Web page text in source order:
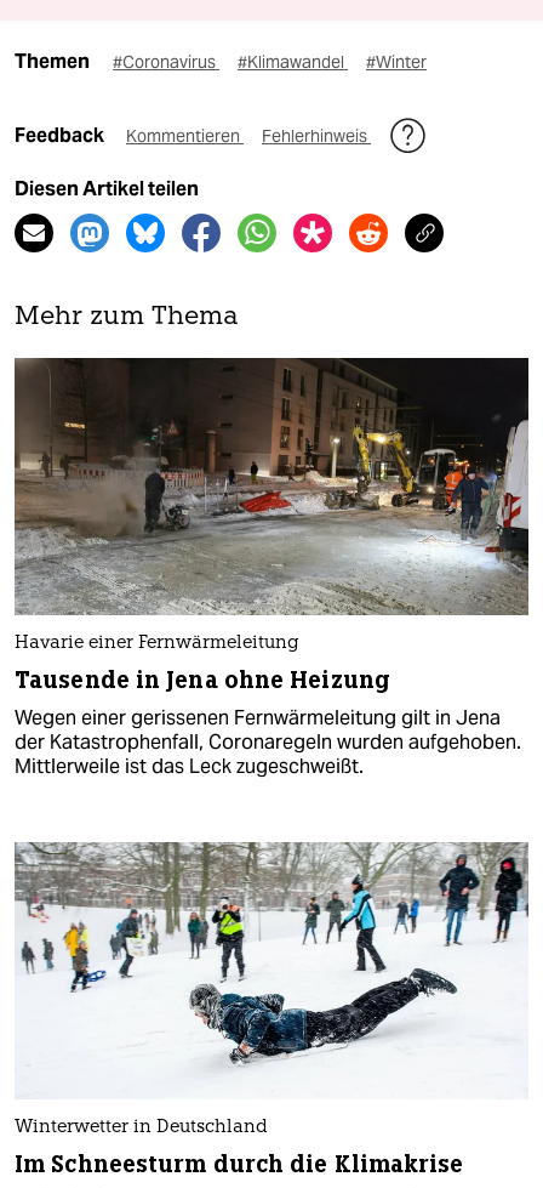
Themen #Coronavirus #Klimawandel #Winter
Feedback Kommentieren Fehlerhinweis
Diesen Artikel teilen
Mehr zum Thema
Havarie einer Fernwärmeleitung
Tausende in Jena ohne Heizung
Wegen einer gerissenen Fernwärmeleitung gilt in Jena
der Katastrophenfall, Coronaregeln wurden aufgehoben.
Mittlerweile ist das Leck zugeschweißt.
Winterwetter in Deutschland
Im Schneesturm durch die Klimakrise